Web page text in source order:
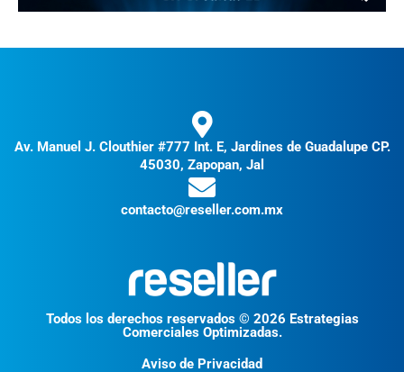
Av. Manuel J. Clouthier #777 Int. E, Jardines de Guadalupe CP.
45030, Zapopan, Jal
contacto@reseller.com.mx
Todos los derechos reservados © 2026 Estrategias
Comerciales Optimizadas.
Aviso de Privacidad